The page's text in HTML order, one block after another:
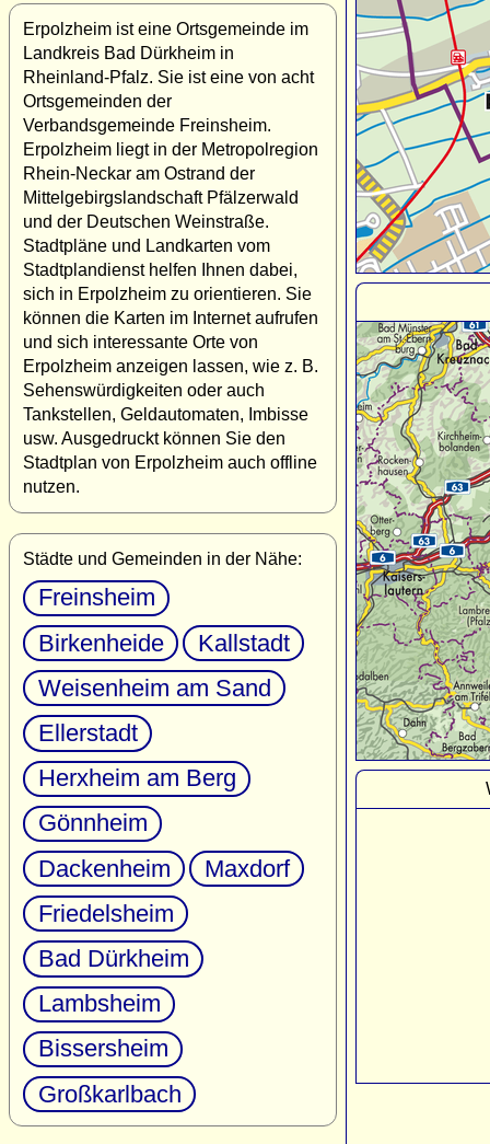
Erpolzheim ist eine Ortsgemeinde im
Landkreis Bad Dürkheim in
Rheinland-Pfalz. Sie ist eine von acht
Ortsgemeinden der
Verbandsgemeinde Freinsheim.
Erpolzheim liegt in der Metropolregion
Rhein-Neckar am Ostrand der
Mittelgebirgslandschaft Pfälzerwald
und der Deutschen Weinstraße.
Stadtpläne und Landkarten vom
Stadtplandienst helfen Ihnen dabei,
sich in Erpolzheim zu orientieren. Sie
können die Karten im Internet aufrufen
und sich interessante Orte von
Erpolzheim anzeigen lassen, wie z. B.
Sehenswürdigkeiten oder auch
Tankstellen, Geldautomaten, Imbisse
usw. Ausgedruckt können Sie den
Stadtplan von Erpolzheim auch offline
nutzen.
Städte und Gemeinden in der Nähe:
Freinsheim
Birkenheide
Kallstadt
Weisenheim am Sand
Ellerstadt
Herxheim am Berg
Gönnheim
Dackenheim
Maxdorf
Friedelsheim
Bad Dürkheim
Lambsheim
Bissersheim
Großkarlbach